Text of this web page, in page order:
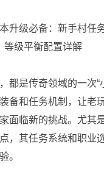
都是传奇领域的一次“
备和任务机制，让老
面临新的挑战。尤其
，其任务系统和职业
。